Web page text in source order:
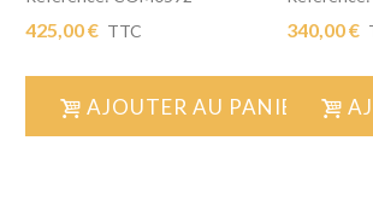
425,00 € TTC
AJOUTER AU PANIER
340,00 €